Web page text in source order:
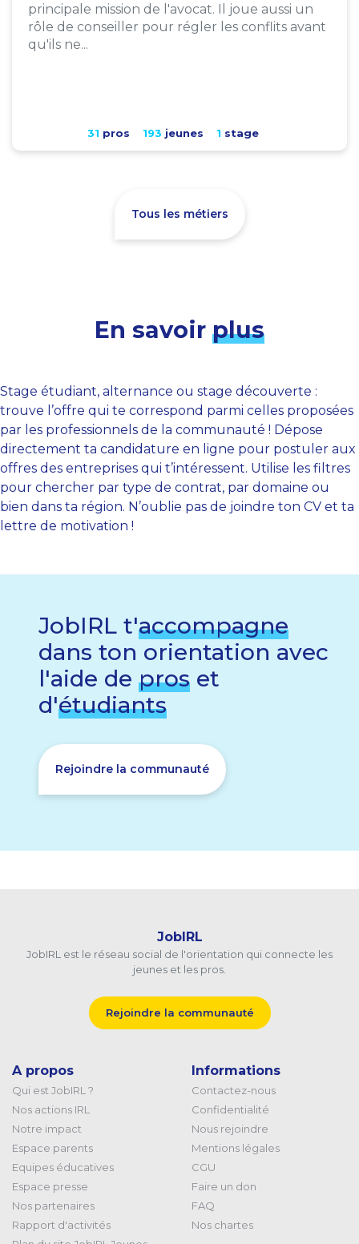
principale mission de l'avocat. Il joue aussi un
rôle de conseiller pour régler les conflits avant
qu'ils ne...
31 pros 193 jeunes 1 stage
Tous les métiers
En savoir plus
Stage étudiant, alternance ou stage découverte :
trouve l’offre qui te correspond parmi celles proposées
par les professionnels de la communauté ! Dépose
directement ta candidature en ligne pour postuler aux
offres des entreprises qui t’intéressent. Utilise les filtres
pour chercher par type de contrat, par domaine ou
bien dans ta région. N’oublie pas de joindre ton CV et ta
lettre de motivation !
JobIRL t'accompagne
dans ton orientation avec
l'aide de pros et
d'étudiants
Rejoindre la communauté
JobIRL
JobIRL est le réseau social de l'orientation qui connecte les
jeunes et les pros.
Rejoindre la communauté
A propos
Qui est JobIRL ?
Nos actions IRL
Notre impact
Espace parents
Equipes éducatives
Espace presse
Nos partenaires
Rapport d'activités
Informations
Contactez-nous
Confidentialité
Nous rejoindre
Mentions légales
CGU
Faire un don
FAQ
Nos chartes